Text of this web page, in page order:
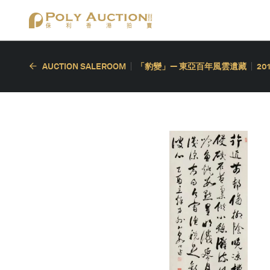
AUCTION SALEROOM 「豹變」— 東亞百年風雲遺藏